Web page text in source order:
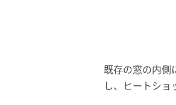
既存の窓の内側
し、ヒートショ